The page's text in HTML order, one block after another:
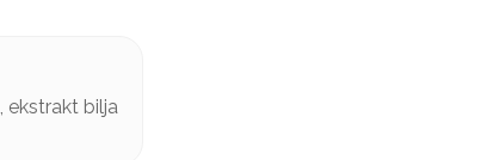
ekstrakt bilja